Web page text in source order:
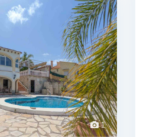
1